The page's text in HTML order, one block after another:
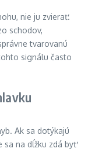
nie ju zvierať.
schodov,
tvarovanú
signálu často
Ak sa dotýkajú
sa na dĺžku zdá byť